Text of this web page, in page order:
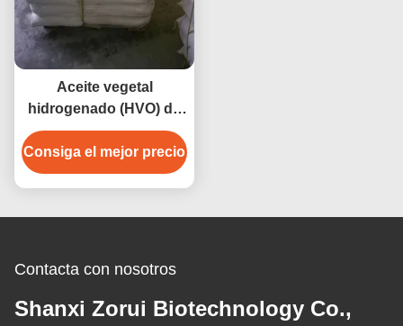
Aceite vegetal
hidrogenado (HVO) de
calidad alimentaria CAS
68334-28-1 para
panadería y margarinas
Consiga el mejor precio
Contacta con nosotros
Shanxi Zorui Biotechnology Co.,